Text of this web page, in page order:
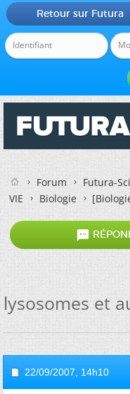
Retour sur Futura
Forum
Futura-
VIE
Biologie

lysosomes et
22/09/2007, 14h10